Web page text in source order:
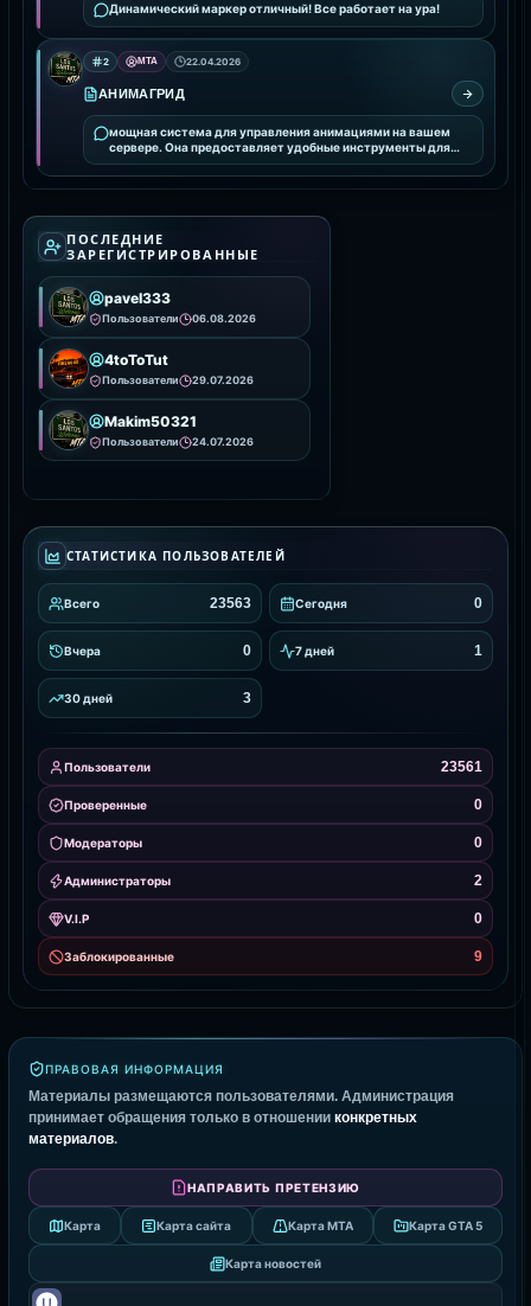
Динамический маркер отличный! Все работает на ура!
2 MTA 22.04.2026
АНИМАГРИД
мощная система для управления анимациями на вашем
сервере. Она предоставляет удобные инструменты для
интеграции и настройки анимаций, улучшая визуальное
ПОСЛЕДНИЕ
ЗАРЕГИСТРИРОВАННЫЕ
pavel333
Пользователи 06.08.2026
4toToTut
Пользователи 29.07.2026
Makim50321
Пользователи 24.07.2026
СТАТИСТИКА ПОЛЬЗОВАТЕЛЕЙ
Всего 23563 Сегодня 0
Вчера 0 7 дней 1
30 дней 3
Пользователи 23561
Проверенные 0
Модераторы 0
Администраторы 2
V.I.P 0
Заблокированные 9
ПРАВОВАЯ ИНФОРМАЦИЯ
Материалы размещаются пользователями. Администрация
принимает обращения только в отношении конкретных
материалов.
НАПРАВИТЬ ПРЕТЕНЗИЮ
Карта Карта сайта Карта MTA Карта GTA 5
Карта новостей